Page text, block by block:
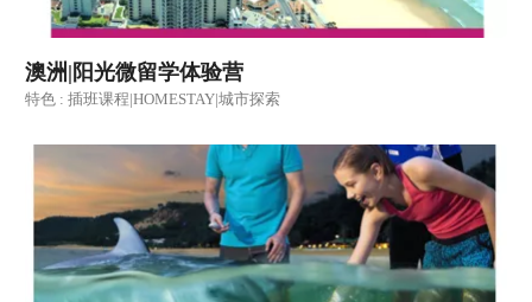
澳洲|阳光微留学体验营
特色 : 插班课程|HOMESTAY|城市探索